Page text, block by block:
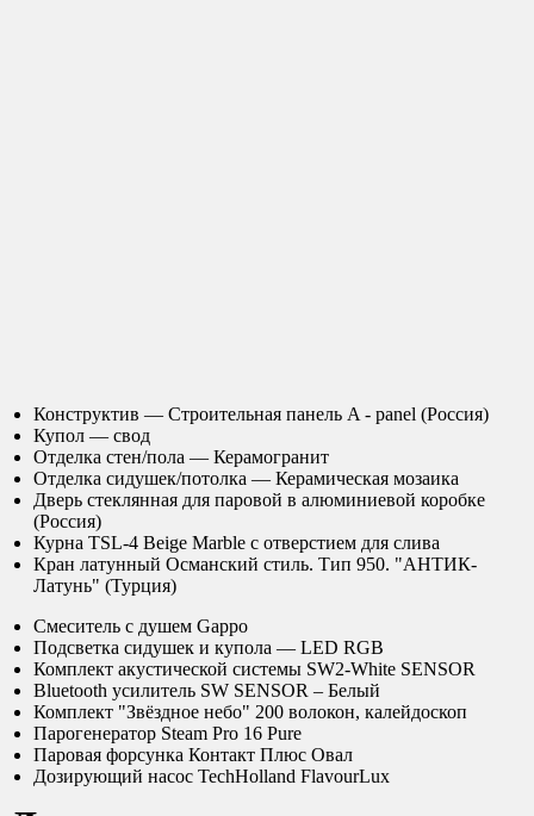
Конструктив — Строительная панель A - panel (Россия)
Купол — свод
Отделка стен/пола — Керамогранит
Отделка сидушек/потолка — Керамическая мозаика
Дверь стеклянная для паровой в алюминиевой коробке
(Россия)
Курна TSL-4 Beige Marble с отверстием для слива
Кран латунный Османский стиль. Тип 950. "АНТИК-
Латунь" (Турция)
Смеситель с душем Gappo
Подсветка сидушек и купола — LED RGB
Комплект акустической системы SW2-White SENSOR
Bluetooth усилитель SW SENSOR – Белый
Комплект "Звёздное небо" 200 волокон, калейдоскоп
Парогенератор Steam Pro 16 Pure
Паровая форсунка Контакт Плюс Овал
Дозирующий насос TechHolland FlavourLux